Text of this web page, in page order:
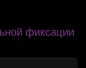
фиксации